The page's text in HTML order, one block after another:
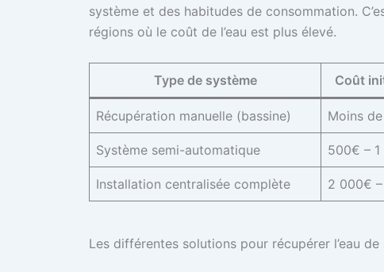
système et des habitudes de consommation.
régions où le coût de l’eau est plus élevé.
Type de système Coût
Récupération manuelle (bassine) Moins
Système semi-automatique 500€ –
Installation centralisée complète 2 000€
Les différentes solutions pour récupérer l’eau de